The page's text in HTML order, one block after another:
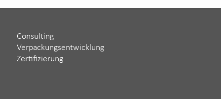
Consulting
Verpackungsentwicklung
Zertifizierung